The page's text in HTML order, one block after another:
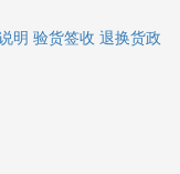
明 验货签收 退换货政